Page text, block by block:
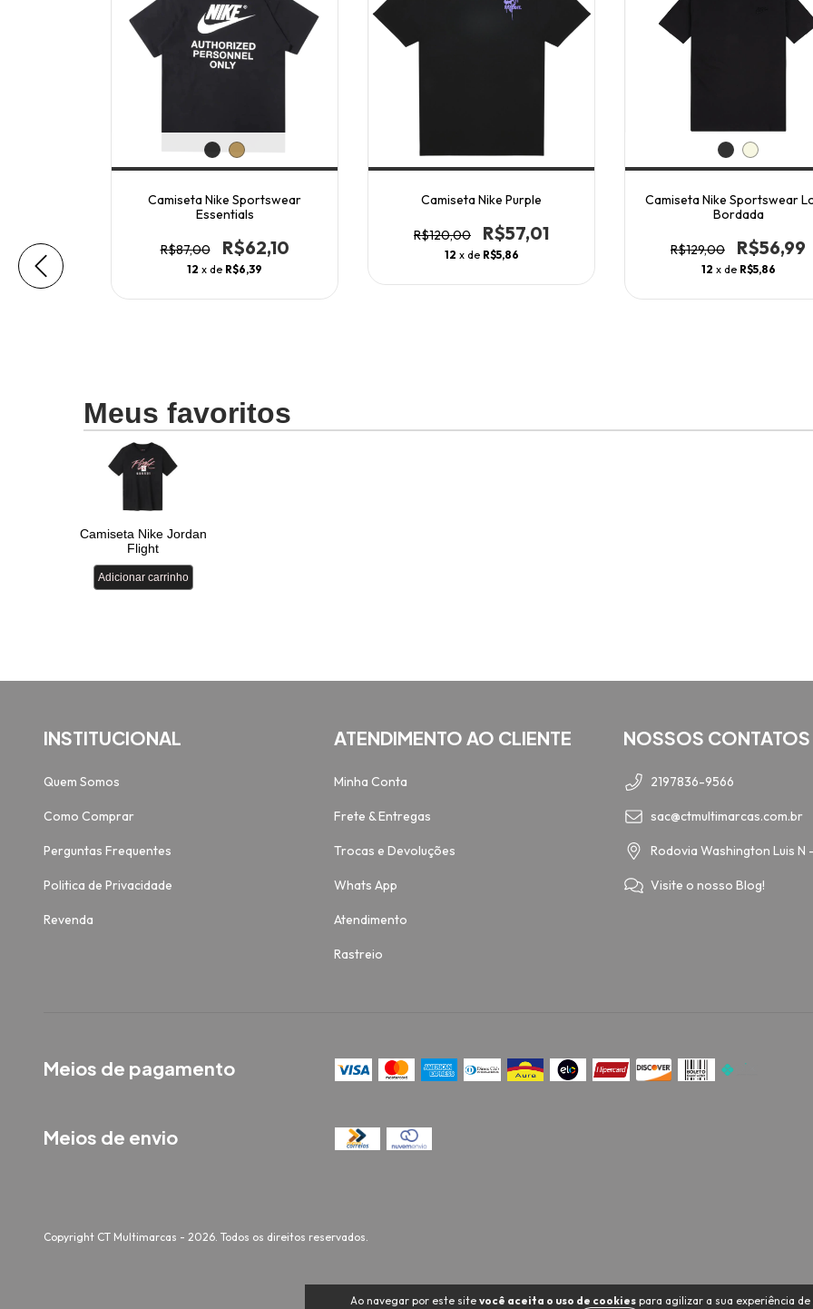
Ao navegar por este site você aceita o uso de cookies para agilizar a sua experiência de
Camiseta Nike Sportswear
Essentials
R$87,00 R$62,10
12 x de R$6,39
Camiseta Nike Purple
R$120,00 R$57,01
12 x de R$5,86
Camiseta Nike Sportswear
Bordada
R$129,00 R$56,99
12 x de R$5,86
INSTITUCIONAL
Quem Somos
Como Comprar
Perguntas Frequentes
Politica de Privacidade
Revenda
ATENDIMENTO AO CLIENTE
Minha Conta
Frete & Entregas
Trocas e Devoluções
Whats App
Atendimento
Rastreio
NOSSOS CONTATOS
2197836-9566
sac@ctmultimarcas.com.br
Rodovia Washington Luis N
Visite o nosso Blog!
Meios de pagamento
Meios de envio
Copyright CT Multimarcas - 2026. Todos os direitos reservados.